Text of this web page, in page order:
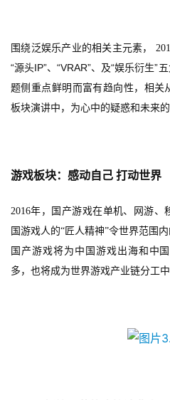
围绕泛娱乐产业的相关主元素，
“源头IP”、“VRAR”、及“娱乐衍生”
题侧重点鲜明而富有趋向性，相关
板块演讲中，为心中的疑惑和未来的
游戏板块：感动自己 打动世界
2016年，国产游戏在单机、网游、
国游戏人的“匠人精神”令世界范围
国产游戏将为中国游戏出海和中
多，也将成为世界游戏产业链分工